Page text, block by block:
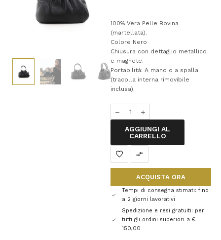
100% Vera Pelle Bovina
(martellata).
Colore Nero
Chiusura con dettaglio metallico
e magnete.
Portabilità: A mano o a spalla
(tracolla interna rimovibile
inclusa).
AGGIUNGI AL
CARRELLO
ACQUISTA ORA
Tempi di consegna stimati: fino
a 2 giorni lavorativi
Spedizione e resi gratuiti: per
tutti gli ordini superiori a €
150,00